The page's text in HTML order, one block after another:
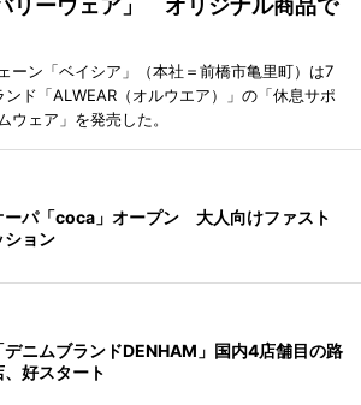
リーウェア」 オリジナル商品で
ーン「ベイシア」（本社＝前橋市亀里町）は7
ド「ALWEAR（オルウエア）」の「休息サポ
ウェア」を発売した。
ーパ「coca」オープン 大人向けファスト
ション
デニムブランドDENHAM」国内4店舗目の路
好スタート